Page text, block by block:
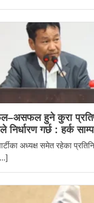
हुने कुरा
गर्छ : हर्क
अध्यक्ष समेत रहेका